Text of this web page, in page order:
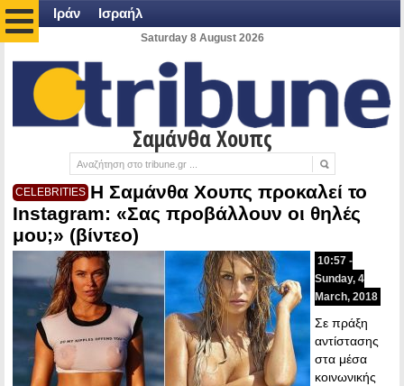
Ιράν Ισραήλ
Saturday 8 August 2026
Σαμάνθα Χουπς
CELEBRITIES Η Σαμάνθα Χουπς προκαλεί το
Instagram: «Σας προβάλλουν οι θηλές
μου;» (βίντεο)
10:57 -
Sunday, 4
March, 2018
Σε πράξη
αντίστασης
στα μέσα
κοινωνικής